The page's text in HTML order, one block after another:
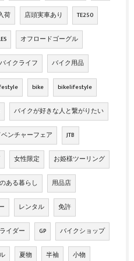
荷 店頭実車あり TE250
オフロードゴーグル
バイクライフ バイク用品
bike bikelifestyle
バイクが好きな人と繋がりたい
ンチャーフェア JTB
女性限定 お姫様ツーリング
ある暮らし 用品店
レンタル 免許
イダー GP バイクショップ
夏物 半袖 小物